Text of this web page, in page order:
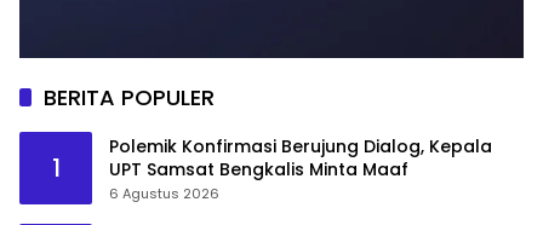
BERITA POPULER
1
Polemik Konfirmasi Berujung Dialog, Kepala
UPT Samsat Bengkalis Minta Maaf
6 Agustus 2026